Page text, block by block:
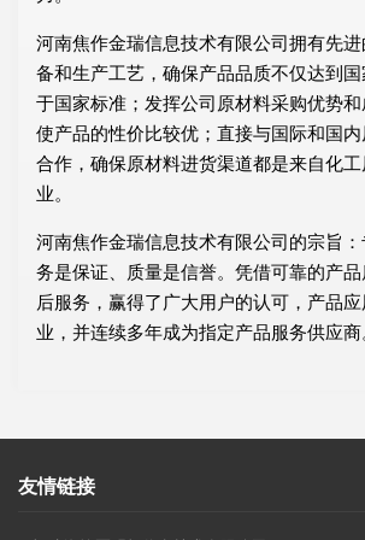
河南焦作金瑞信息技术有限公司拥有先
备和生产工艺，确保产品品质不仅达到
于国家标准；发挥公司原材料采购优势和
使产品的性价比较优；直接与国际和国
合作，确保原材料进货渠道都是来自化
业。
河南焦作金瑞信息技术有限公司的宗旨
务是保证、质量是信誉。凭借可靠的产
后服务，赢得了广大用户的认可，产品
业，并连续多年成为指定产品服务供应商
友情链接